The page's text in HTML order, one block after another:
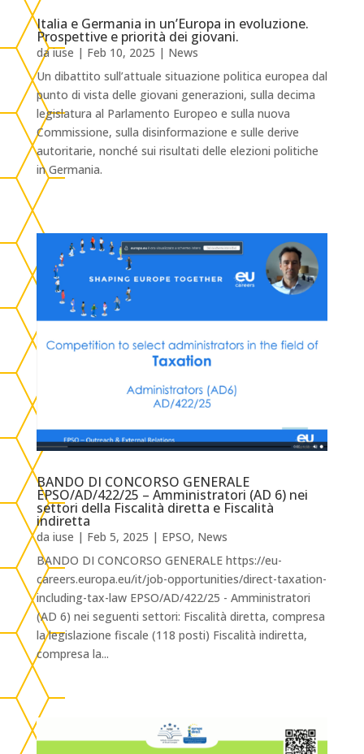
Italia e Germania in un’Europa in evoluzione.
Prospettive e priorità dei giovani.
daiuse | Feb 10, 2025 | News
Un dibattito sull’attuale situazione politica europea dal
punto di vista delle giovani generazioni, sulla decima
legislatura al Parlamento Europeo e sulla nuova
Commissione, sulla disinformazione e sulle derive
autoritarie, nonché sui risultati delle elezioni politiche
in Germania.
BANDO DI CONCORSO GENERALE
EPSO/AD/422/25 – Amministratori (AD 6) nei
settori della Fiscalità diretta e Fiscalità
indiretta
da iuse | Feb 5, 2025 | EPSO, News
BANDO DI CONCORSO GENERALE https://eu-
careers.europa.eu/it/job-opportunities/direct-taxation-
including-tax-law EPSO/AD/422/25 - Amministratori
(AD 6) nei seguenti settori: Fiscalità diretta, compresa
la legislazione fiscale (118 posti) Fiscalità indiretta,
compresa la...